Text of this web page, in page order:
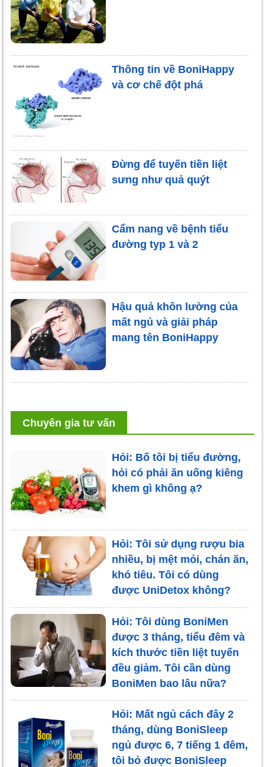
Thông tin về BoniHappy
và cơ chế đột phá
Đừng để tuyến tiền liệt
sưng như quả quýt
Cẩm nang về bệnh tiểu
đường typ 1 và 2
Hậu quả khôn lường của
mất ngủ và giải pháp
mang tên BoniHappy
Chuyên gia tư vấn
Hỏi: Bố tôi bị tiểu đường,
hỏi có phải ăn uống kiêng
khem gì không ạ?
Hỏi: Tôi sử dụng rượu bia
nhiều, bị mệt mỏi, chán ăn,
khó tiêu. Tôi có dùng
được UniDetox không?
Hỏi: Tôi dùng BoniMen
được 3 tháng, tiểu đêm và
kích thước tiền liệt tuyến
đều giảm. Tôi cần dùng
BoniMen bao lâu nữa?
Hỏi: Mất ngủ cách đây 2
tháng, dùng BoniSleep
ngủ được 6, 7 tiếng 1 đêm,
tôi bỏ được BoniSleep